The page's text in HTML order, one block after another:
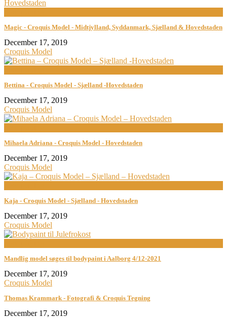
Magic - Croquis Model - Midtjylland, Syddanmark, Sjælland & Hovedstaden
December 17, 2019
Croquis Model
Bettina - Croquis Model - Sjælland -Hovedstaden
December 17, 2019
Croquis Model
Mihaela Adriana - Croquis Model - Hovedstaden
December 17, 2019
Croquis Model
Kaja - Croquis Model - Sjælland - Hovedstaden
December 17, 2019
Croquis Model
Mandlig model søges til bodypaint i Aalborg 4/12-2021
December 17, 2019
Croquis Model
Thomas Krammark - Fotografi & Croquis Tegning
December 17, 2019